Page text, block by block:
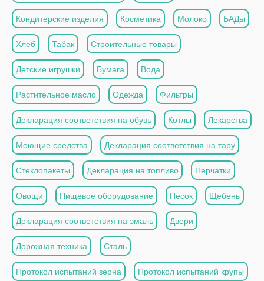
Кондитерские изделия Косметика Молоко БАДы
Хлеб Табак Строительные товары
Детские игрушки Бумага Вода
Растительное масло Одежда Фильтры
Декларация соответствия на обувь Котлы Лекарства
Моющие средства Декларация соответствия на тару
Стеклопакеты Декларация на топливо Перчатки
Овощи Пищевое оборудование Песок Щебень
Декларация соответствия на эмаль Двери
Дорожная техника Сталь
Протокол испытаний зерна Протокол испытаний крупы